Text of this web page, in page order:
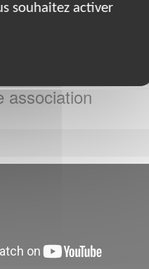
souhaitez activer